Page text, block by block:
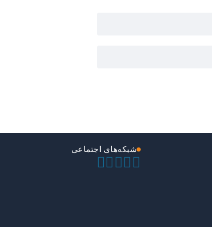
شبکه‌های اجتماعی